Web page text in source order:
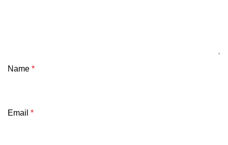
Name *
Email *